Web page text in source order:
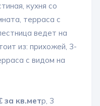
кухня со
терраса с
ведет на
из: прихожей, 3-
с видом на
за кв.метр, 3